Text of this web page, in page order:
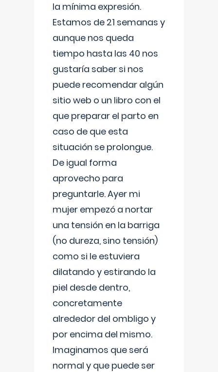
la mínima expresión.
Estamos de 21 semanas y
aunque nos queda
tiempo hasta las 40 nos
gustaría saber si nos
puede recomendar algún
sitio web o un libro con el
que preparar el parto en
caso de que esta
situación se prolongue.
De igual forma
aprovecho para
preguntarle. Ayer mi
mujer empezó a nortar
una tensión en la barriga
(no dureza, sino tensión)
como si le estuviera
dilatando y estirando la
piel desde dentro,
concretamente
alrededor del ombligo y
por encima del mismo.
Imaginamos que será
normal y que puede ser